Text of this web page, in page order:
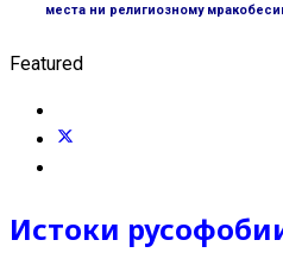
места ни религиозному
Featured
Истоки